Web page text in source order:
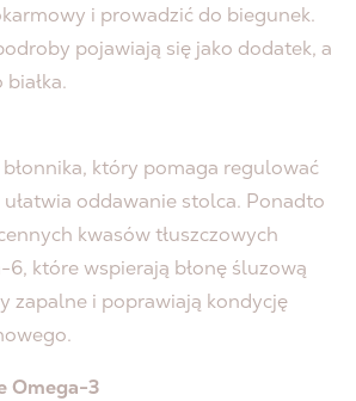
i prowadzić do biegunek.
pojawiają się jako dodatek, a
błonnika, który pomaga regulować
oddawanie stolca. Ponadto
kwasów tłuszczowych
które wspierają błonę śluzową
zapalne i poprawiają kondycję
Omega-3